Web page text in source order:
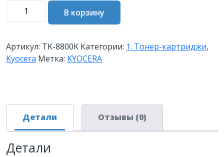
Количество
товара
картридж
TK-
8800K
стр.
Black
В корзину
Артикул: TK-8800K Категории: 1. Тонер-картриджи,
Kyocera Метка: KYOCERA
Детали Отзывы (0)
Детали